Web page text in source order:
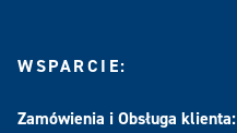
WSPARCIE:
Zamówienia i Obsługa klienta: